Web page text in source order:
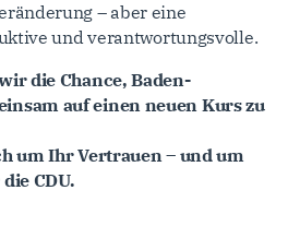
– aber eine
und verantwortungsvolle.
die Chance, Baden-
auf einen neuen Kurs zu
um Ihr Vertrauen – und um
CDU.